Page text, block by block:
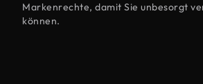
Markenrechte, damit Sie unbesorgt
können.